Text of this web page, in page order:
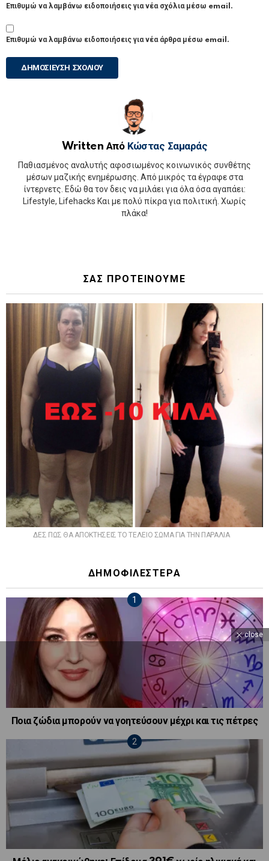
Επιθυμώ να λαμβάνω ειδοποιήσεις για νέα σχόλια μέσω email.
Επιθυμώ να λαμβάνω ειδοποιήσεις για νέα άρθρα μέσω email.
Written Από Κώστας Σαμαράς
Παθιασμένος αναλυτής αφοσιωμένος κοινωνικός συνθέτης
μέσων μαζικής ενημέρωσης. Από μικρός τα έγραφε στα
ίντερνετς. Εδώ θα τον δεις να μιλάει για όλα όσα αγαπάει:
Lifestyle, Lifehacks Και με πολύ πίκρα για πολιτική. Χωρίς
πλάκα!
ΣΑΣ ΠΡΟΤΕΙΝΟΥΜΕ
ΔΕΣ ΠΩΣ ΘΑ ΑΠΟΚΤΗΣΕΙΣ ΤΟ ΤΕΛΕΙΟ ΣΩΜΑ ΓΙΑ ΤΗΝ ΠΑΡΑΛΙΑ
ΔΗΜΟΦΙΛΕΣΤΕΡΑ
Ποια ζώδια μπορούν να γοητεύσουν μέχρι και τις πέτρες
close